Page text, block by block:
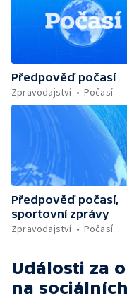
Předpověď počasí
Zpravodajství
Počasí
Předpověď počasí,
sportovní zprávy
Zpravodajství
Počasí
Události za
na